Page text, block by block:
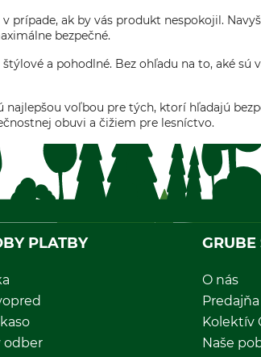
prípade, ak by vás produkt nespokojil.
bezpečné.
a pohodlné. Bez ohľadu na to, aké sú
voľbou pre tých, ktorí hľadajú
obuvi a čižiem pre lesníctvo.
PLATBY
odber
GRUBE
O nás
Predajňa
Kolektív
Naše